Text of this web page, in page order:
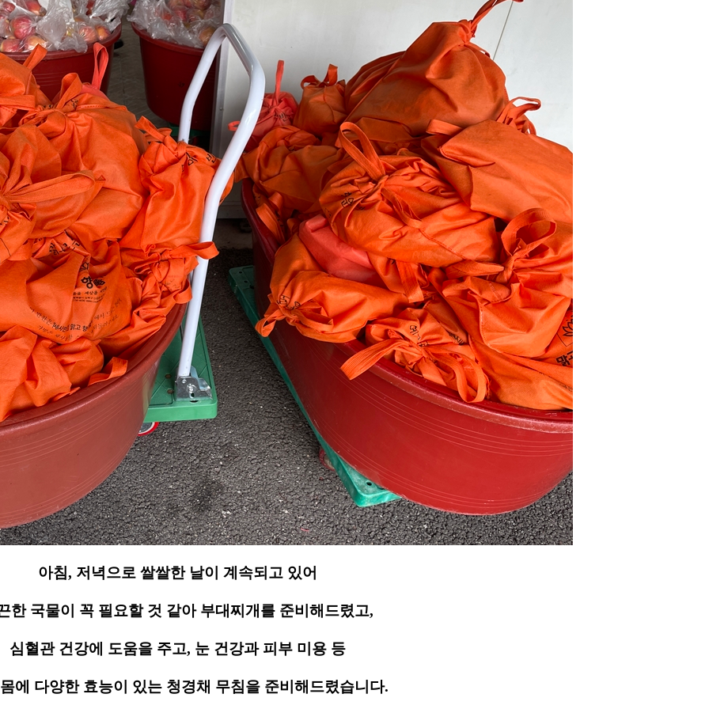
아침, 저녁으로 쌀쌀한 날이 계속되고 있어
한 국물이 꼭 필요할 것 같아 부대찌개를 준비해드렸고,
심혈관 건강에 도움을 주고, 눈 건강과 피부 미용 등
에 다양한 효능이 있는 청경채 무침을 준비해드렸습니다.